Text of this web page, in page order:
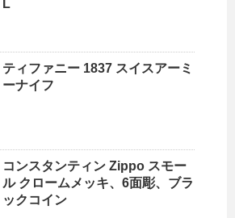
L
ティファニー 1837 スイスアーミ
ーナイフ
コンスタンティン Zippo スモー
ル クロームメッキ、6面彫、ブラ
ックコイン